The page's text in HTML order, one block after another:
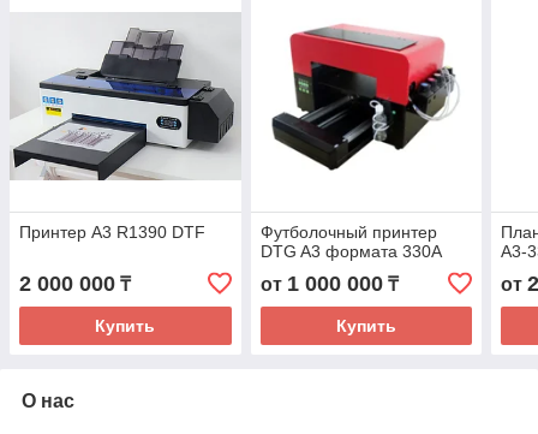
Принтер А3 R1390 DTF
2 000 000 ₸
Купить
Футболочный принтер
DTG A3 формата 330А
от 1 000 000₸
Купить
А3-
от
О нас